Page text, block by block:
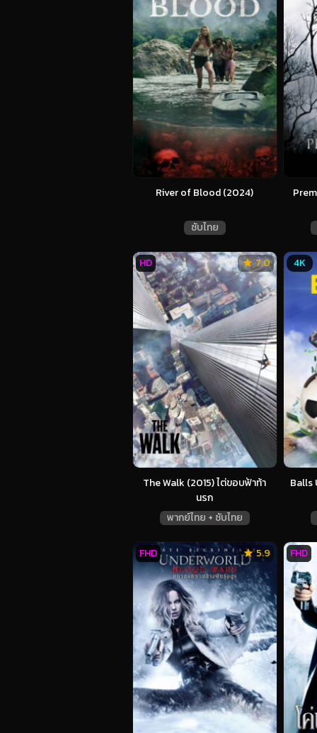
River of Blood (2024)
ซับไทย
The Walk (2015) ไต่ขอบฟ้าท้า
นรก
พากย์ไทย + ซับไทย
7.0
HD
Balls
4K
5.9
FHD FHD